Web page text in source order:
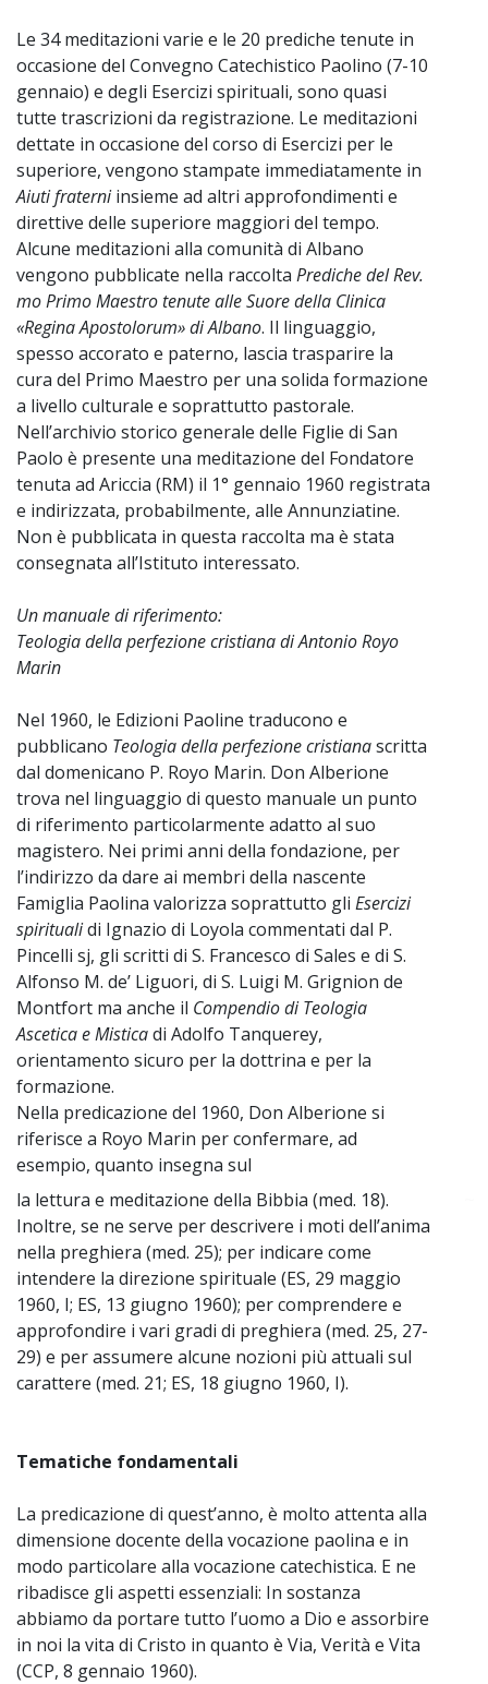
Le 34 meditazioni varie e le 20 prediche tenute in
occasione del Convegno Catechistico Paolino (7-10
gennaio) e degli Esercizi spirituali, sono quasi
tutte trascrizioni da registrazione. Le meditazioni
dettate in occasione del corso di Esercizi per le
superiore, vengono stampate immediatamente in
Aiuti fraterniinsieme ad altri approfondimenti e
direttive delle superiore maggiori del tempo.
Alcune meditazioni alla comunità di Albano
vengono pubblicate nella raccolta Prediche del Rev.
mo Primo Maestro tenute alle Suore della Clinica
«Regina Apostolorum» di Albano. Il linguaggio,
spesso accorato e paterno, lascia trasparire la
cura del Primo Maestro per una solida formazione
a livello culturale e soprattutto pastorale.
Nell’archivio storico generale delle Figlie di San
Paolo è presente una meditazione del Fondatore
tenuta ad Ariccia (RM) il 1° gennaio 1960 registrata
e indirizzata, probabilmente, alle Annunziatine.
Non è pubblicata in questa raccolta ma è stata
consegnata all’Istituto interessato.
Un manuale di riferimento:
Teologia della perfezione cristiana di Antonio Royo
Marin
Nel 1960, le Edizioni Paoline traducono e
pubblicano Teologia della perfezione cristianascritta
dal domenicano P. Royo Marin. Don Alberione
trova nel linguaggio di questo manuale un punto
di riferimento particolarmente adatto al suo
magistero. Nei primi anni della fondazione, per
l’indirizzo da dare ai membri della nascente
Famiglia Paolina valorizza soprattutto gli Esercizi
spiritualidi Ignazio di Loyola commentati dal P.
Pincelli sj, gli scritti di S. Francesco di Sales e di S.
Alfonso M. de’ Liguori, di S. Luigi M. Grignion de
Montfort ma anche il Compendio di Teologia
Ascetica e Misticadi Adolfo Tanquerey,
orientamento sicuro per la dottrina e per la
formazione.
Nella predicazione del 1960, Don Alberione si
riferisce a Royo Marin per confermare, ad
esempio, quanto insegna sul
la lettura e meditazione della Bibbia (med. 18).
Inoltre, se ne serve per descrivere i moti dell’anima
nella preghiera (med. 25); per indicare come
intendere la direzione spirituale (ES, 29 maggio
1960, I; ES, 13 giugno 1960); per comprendere e
approfondire i vari gradi di preghiera (med. 25, 27-
29) e per assumere alcune nozioni più attuali sul
carattere (med. 21; ES, 18 giugno 1960, I).
Tematiche fondamentali
La predicazione di quest’anno, è molto attenta alla
dimensione docente della vocazione paolina e in
modo particolare alla vocazione catechistica. E ne
ribadisce gli aspetti essenziali: In sostanza
abbiamo da portare tutto l’uomo a Dio e assorbire
in noi la vita di Cristo in quanto è Via, Verità e Vita
(CCP, 8 gennaio 1960).